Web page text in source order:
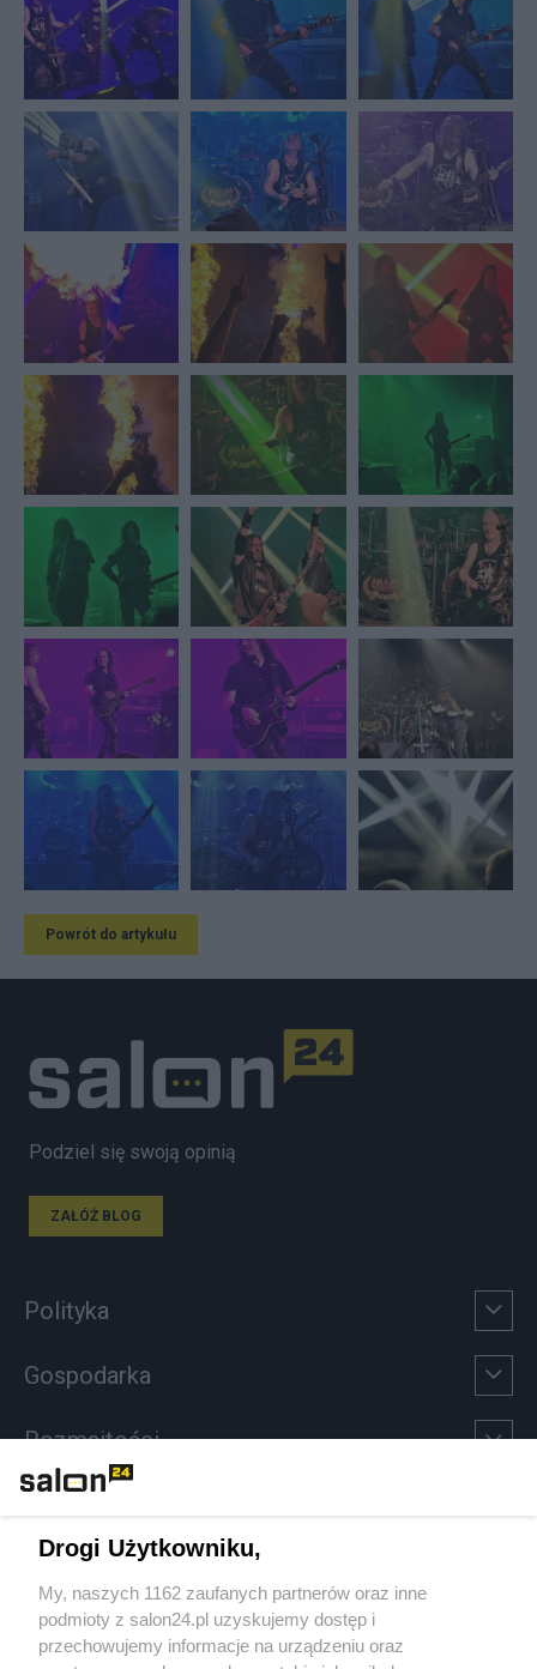
Powrót do artykułu
Podziel się swoją opinią
ZAŁÓŻ BLOG
Polityka
Gospodarka
Rozmaitości
Sport
Społeczeństwo
Drogi Użytkowniku,
My, naszych 1162 zaufanych partnerów oraz inne
podmioty z salon24.pl uzyskujemy dostęp i
przechowujemy informacje na urządzeniu oraz